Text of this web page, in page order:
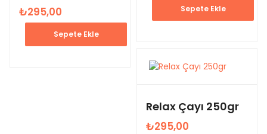
₺295,00
Sepete Ekle
Sepete Ekle
Relax Çayı 250gr
₺295,00